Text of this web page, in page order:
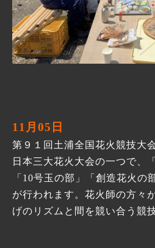
11月05日
第９１回土浦全国花火競技大
日本三大花火大会の一つで、
「10号玉の部」「創造花火の
が行われます。花火師の方々
げのリズムと間を競い合う競